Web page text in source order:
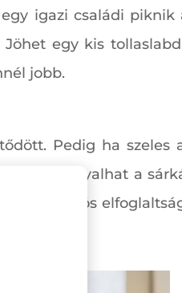
igazi családi piknik
egy kis
jobb.
Pedig ha szeles
szárnyalhat a
közös